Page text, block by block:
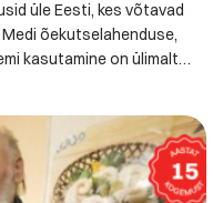
üle Eesti, kes võtavad
õekutselahenduse,
kasutamine on ülimalt
piiparid, millel
vajamas on. Üha enam
[…]